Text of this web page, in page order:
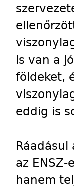
is van a
földeket,
eddig is
az
hanem